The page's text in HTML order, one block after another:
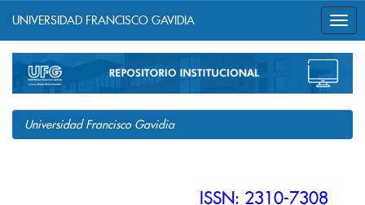
navigation
UNIVERSIDAD FRANCISCO GAVIDIA
Universidad Francisco Gavidia
ISSN: 2310-7308